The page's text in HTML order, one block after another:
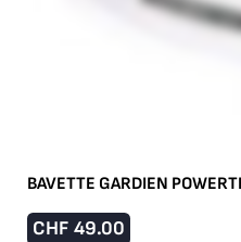
BAVETTE GARDIEN
CHF 49.00